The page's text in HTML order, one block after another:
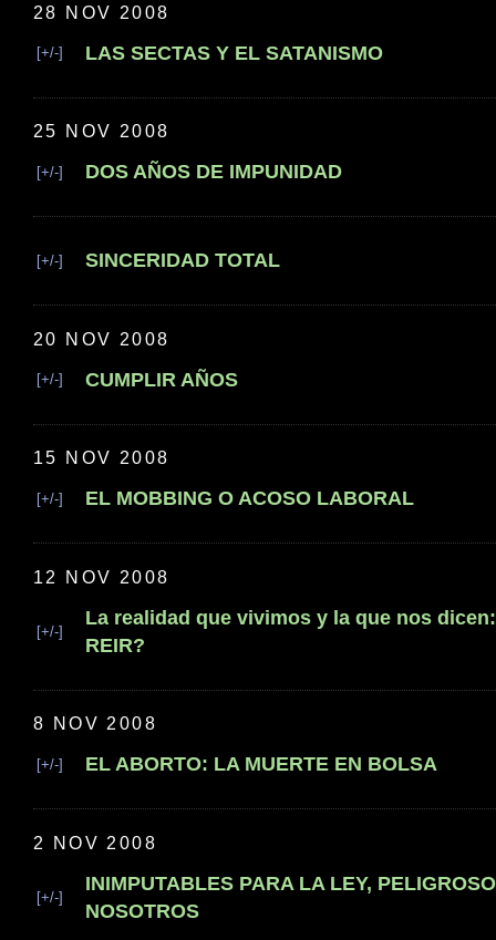
28 NOV 2008
[+/-] LAS SECTAS Y EL SATANISMO
25 NOV 2008
[+/-] DOS AÑOS DE IMPUNIDAD
[+/-] SINCERIDAD TOTAL
20 NOV 2008
[+/-] CUMPLIR AÑOS
15 NOV 2008
[+/-] EL MOBBING O ACOSO LABORAL
12 NOV 2008
[+/-]
La realidad que vivimos y la que nos
REIR?
8 NOV 2008
[+/-] EL ABORTO: LA MUERTE EN BOLSA
2 NOV 2008
[+/-]
INIMPUTABLES PARA LA LEY,
NOSOTROS